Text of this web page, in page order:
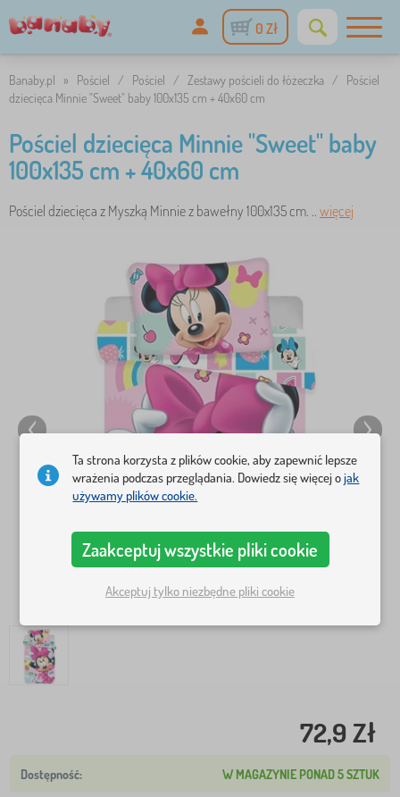
0 Zł
Banaby.pl » Pościel / Pościel / Zestawy pościeli do łóżeczka /
Pościel
dziecięca Minnie "Sweet" baby 100x135 cm + 40x60 cm
Pościel dziecięca Minnie "Sweet" baby
100x135 cm + 40x60 cm
Pościel dziecięca z Myszką Minnie z bawełny 100x135 cm. .. więcej
72,9 Zł
W MAGAZYNIE PONAD 5 SZTUK
Ta strona korzysta z plików cookie, aby zapewnić lepsze
wrażenia podczas przeglądania. Dowiedz się więcej ojak
używamy plików cookie.
Zaakceptuj wszystkie pliki cookie
Akceptuj tylko niezbędne pliki cookie